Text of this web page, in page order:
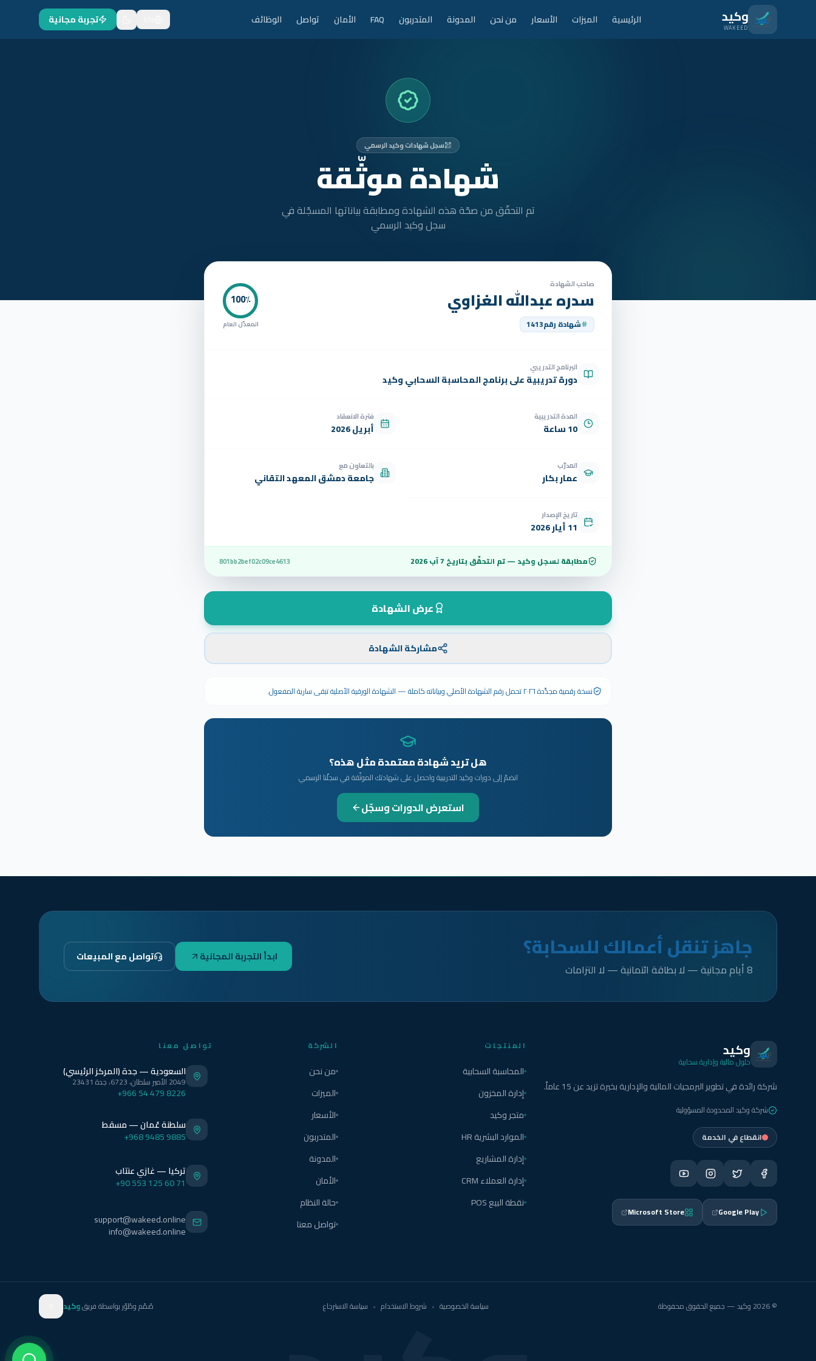
انتقل للمحتوى الرئيسيوكيد
WAKEED الرئيسية الميزات الأسعار من نحن المدونة المتدربون FAQ الأمان تواصل الوظائف تجربة مجانية
سجل شهادات وكيد الرسمي
شهادة موثّقة
تم التحقّق من صحّة هذه الشهادة ومطابقة بياناتها المسجّلة في
سجل وكيد الرسمي
صاحب الشهادة
سدره عبدالله الغزاوي
شهادة رقم1413
100٪
المعدّل العام
البرنامج التدريبي
دورة تدريبية على برنامج المحاسبة السحابي وكيد
المدة التدريبية
10 ساعة
فترة الانعقاد
أبريل 2026
المدرّب
عمار بكار
بالتعاون مع
جامعة دمشق المعهد التقاني
تاريخ الإصدار
11 أيار 2026
مطابقة لسجل وكيد — تم التحقّق بتاريخ 7 آب 2026 801bb2bef02c09ce4613
عرض الشهادة
مشاركة الشهادة
نسخة رقمية مجدَّدة ٢٠٢٦ تحمل رقم الشهادة الأصلي وبياناته كاملة — الشهادة الورقية الأصلية تبقى سارية المفعول.
هل تريد شهادة معتمدة مثل هذه؟
انضمّ إلى دورات وكيد التدريبية واحصل على شهادتك الموثّقة في سجلّنا الرسمي
استعرض الدورات وسجّل
جاهز تنقل أعمالك للسحابة؟
8 أيام مجانية — لا بطاقة ائتمانية — لا التزامات
ابدأ التجربة المجانية تواصل مع المبيعات
وكيد
حلول مالية وإدارية سحابية
شركة رائدة في تطوير البرمجيات المالية والإدارية بخبرة تزيد عن 15 عاماً.
شركة وكيد المحدودة المسؤولية
انقطاع في الخدمة
Google Play
Microsoft Store
المنتجات
المحاسبة السحابية
إدارة المخزون
متجر وكيد
الموارد البشرية HR
إدارة المشاريع
إدارة العملاء CRM
نقطة البيع POS
الشركة
من نحن
الميزات
الأسعار
المتدربون
المدونة
الأمان
حالة النظام
تواصل معنا
تواصل معنا
السعودية — جدة (المركز الرئيسي)
2049 الأمير سلطان، 6723، جدة 23431
+966 54 479 8226
سلطنة عُمان — مسقط
+968 9485 9885
تركيا — غازي عنتاب
+90 553 125 60 71
support@wakeed.online
info@wakeed.online
© 2026 وكيد — جميع الحقوق محفوظة سياسة الخصوصية • شروط الاستخدام • سياسة الاسترجاع صُمّم وطُوّر بواسطة فريقوكيد